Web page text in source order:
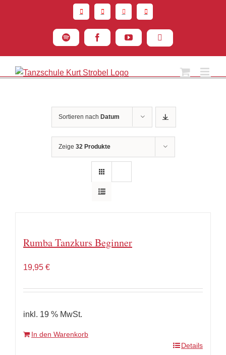
Spotify FacebookYouTube Instagram
Sortieren nach Datum
Zeige 32 Produkte
Rumba Tanzkurs Beginner
19,95 €
inkl. 19 % MwSt.
In den Warenkorb
Details